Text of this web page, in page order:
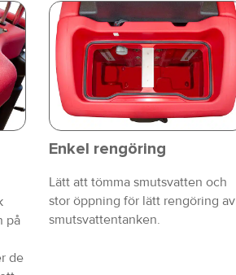
på
de
Enkel rengöring
Lätt att tömma smutsvatten och
stor öppning för lätt rengöring av
smutsvattentanken.